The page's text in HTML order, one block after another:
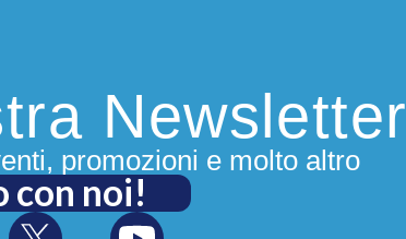
Newsletter
promozioni e molto altro
con noi!